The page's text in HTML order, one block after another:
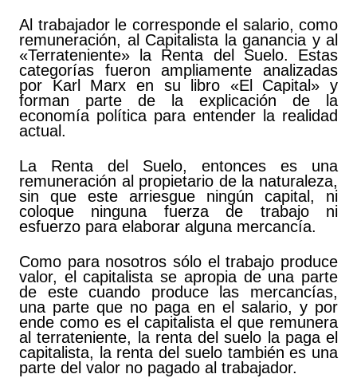
Al trabajador le corresponde el salario, como
remuneración, al Capitalista la ganancia y al
«Terrateniente» la Renta del Suelo. Estas
categorías fueron ampliamente analizadas
por Karl Marx en su libro «El Capital» y
forman parte de la explicación de la
economía política para entender la realidad
actual.
La Renta del Suelo, entonces es una
remuneración al propietario de la naturaleza,
sin que este arriesgue ningún capital, ni
coloque ninguna fuerza de trabajo ni
esfuerzo para elaborar alguna mercancía.
Como para nosotros sólo el trabajo produce
valor, el capitalista se apropia de una parte
de este cuando produce las mercancías,
una parte que no paga en el salario, y por
ende como es el capitalista el que remunera
al terrateniente, la renta del suelo la paga el
capitalista, la renta del suelo también es una
parte del valor no pagado al trabajador.